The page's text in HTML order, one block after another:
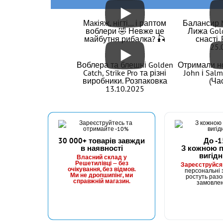
КУПИТИ
Гачок Fanatik FEEDER FF-22 №9
#FF-22-13
24 грн
КУПИТИ
#FF-22-
24
Макіяж, нігті… і раптом
воблери 🤣 Невже це
майбутня рибалка? 🎣
Балансир
Лижа
Воблера та блешні Golden
Catch, Strike Pro та різні
виробники. Розпаковка
13.10.2025
Отримали
John і
30 000+ товарів завжди
в наявності
Власний склад у
Решетилівці — без
очікування, без відмов.
Ми не дропшипінг, ми
справжній магазин.
До -
З кожною
Зареєструйся
персональні
ростуть